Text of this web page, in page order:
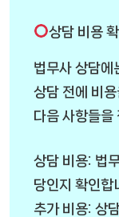
상담 비용
법무사 상담에
상담 전에 비
다음 사항들을
상담 비용: 법
당인지 확인합
추가 비용: 상